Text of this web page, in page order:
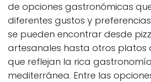
de opciones gastronómicas
diferentes gustos y
se pueden encontrar desde
artesanales hasta otros platos
que reflejan la rica gastronomía
mediterránea. Entre las